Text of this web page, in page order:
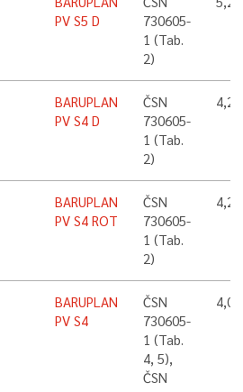
PV S5 D
730605-
1 (Tab.
2)
BARUPLAN
PV S4 D
ČSN
730605-
1 (Tab.
2)
4,2
BARUPLAN
PV S4 ROT
ČSN
730605-
1 (Tab.
2)
4,2
BARUPLAN
PV S4
ČSN
730605-
1 (Tab.
4, 5),
ČSN
4,0